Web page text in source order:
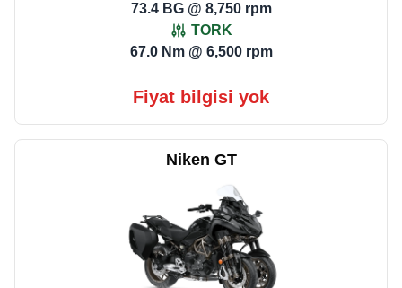
73.4 BG @ 8,750 rpm
TORK
67.0 Nm @ 6,500 rpm
Fiyat bilgisi yok
Niken GT